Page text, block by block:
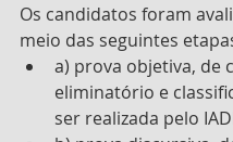
Os candidatos foram
meio das seguintes
a) prova objetiva, de
eliminatório e
ser realizada pelo